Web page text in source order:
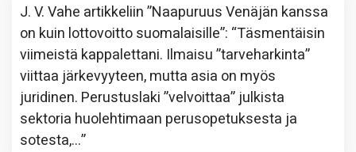
J. V. Vahe artikkeliin”Naapuruus Venäjän kanssa
on kuin lottovoitto suomalaisille”: “Täsmentäisin
viimeistä kappalettani. Ilmaisu ”tarveharkinta”
viittaa järkevyyteen, mutta asia on myös
juridinen. Perustuslaki ”velvoittaa” julkista
sektoria huolehtimaan perusopetuksesta ja
sotesta,…”